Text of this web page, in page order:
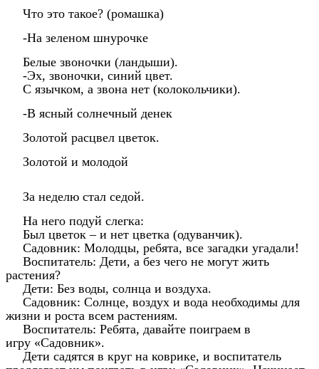
Что это такое? (ромашка)
-На зеленом шнурочке
Белые звоночки (ландыши).
-Эх, звоночки, синий цвет.
С язычком, а звона нет (колокольчики).
-В ясный солнечный денек
Золотой расцвел цветок.
Золотой и молодой
За неделю стал седой.
На него подуй слегка:
Был цветок – и нет цветка (одуванчик).
Садовник: Молодцы, ребята, все загадки угадали!
Воспитатель: Дети, а без чего не могут жить
растения?
Дети: Без воды, солнца и воздуха.
Садовник: Солнце, воздух и вода необходимы для
жизни и роста всем растениям.
Воспитатель: Ребята, давайте поиграем в
игру «Садовник».
Дети садятся в круг на коврике, и воспитатель